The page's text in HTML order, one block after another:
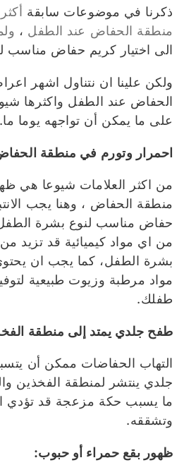
ذكرنا في موضوعات سابقة
منطقة الحفاض عند الطفل ،
الى اختيار كريم حفاض مناسب
ولكن علينا ان نتناول اشهر
الحفاض عند الطفل واكثرها
على ما يمكن أن تواجهه يوما ما.
احمرار وتورم في منطقة
من اكثر العلامات شيوعا هي
منطقة الحفاض ، وهنا يجب
حفاض مناسب لنوع بشرة
من اي مواد كيميائية قد تزيد
بشرة الطفل، كما يجب ان
مواد مرطبة وزيوت طبيعية
طفلك.
طفح جلدي يمتد إلى منطقة
التهاب الحفاضات ممكن أن
جلدي ينتشر لمنطقة الفخذين
ما يسبب حكة مزعجة قد تؤدي
وتشققه.
ظهور بقع حمراء أو حبوب: